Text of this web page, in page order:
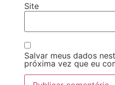
Site
Salvar meus dados
próxima vez que eu